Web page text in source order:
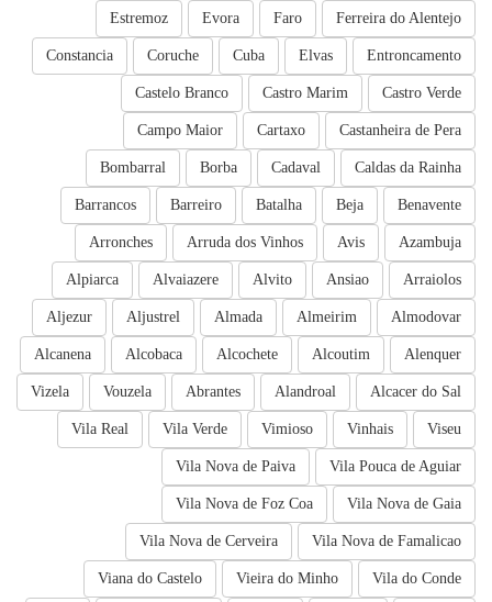
Ferreira do Alentejo
Faro
Evora
Estremoz
Entroncamento
Elvas
Cuba
Coruche
Constancia
Castro Verde
Castro Marim
Castelo Branco
Castanheira de Pera
Cartaxo
Campo Maior
Caldas da Rainha
Cadaval
Borba
Bombarral
Benavente
Beja
Batalha
Barreiro
Barrancos
Azambuja
Avis
Arruda dos Vinhos
Arronches
Arraiolos
Ansiao
Alvito
Alvaiazere
Alpiarca
Almodovar
Almeirim
Almada
Aljustrel
Aljezur
Alenquer
Alcoutim
Alcochete
Alcobaca
Alcanena
Alcacer do Sal
Alandroal
Abrantes
Vouzela
Vizela
Viseu
Vinhais
Vimioso
Vila Verde
Vila Real
Vila Pouca de Aguiar
Vila Nova de Paiva
Vila Nova de Gaia
Vila Nova de Foz Coa
Vila Nova de Famalicao
Vila Nova de Cerveira
Vila do Conde
Vieira do Minho
Viana do Castelo